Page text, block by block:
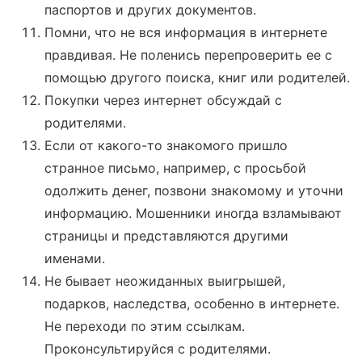
паспортов и других документов.
Помни, что не вся информация в интернете
правдивая. Не поленись перепроверить ее с
помощью другого поиска, книг или родителей.
Покупки через интернет обсуждай с
родителями.
Если от какого-то знакомого пришло
странное письмо, например, с просьбой
одолжить денег, позвони знакомому и уточни
информацию. Мошенники иногда взламывают
страницы и представляются другими
именами.
Не бывает неожиданных выигрышей,
подарков, наследства, особенно в интернете.
Не переходи по этим ссылкам.
Проконсультируйся с родителями.